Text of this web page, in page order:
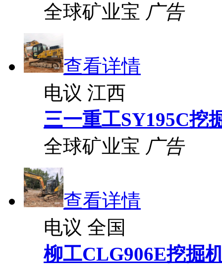
全球矿业宝 广告
查看详情
电议 江西
三一重工SY195C挖
全球矿业宝 广告
查看详情
电议 全国
柳工CLG906E挖掘